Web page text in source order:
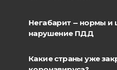
Негабарит — нормы и
нарушение ПДД
Какие страны уже